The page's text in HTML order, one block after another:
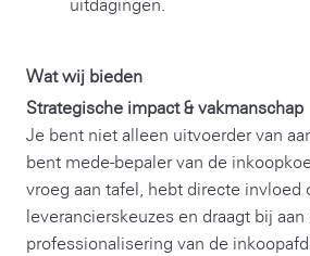
uitdagingen.
Wat wij bieden
Strategische impact & vakmanschap
Je bent niet alleen uitvoerder van
bent mede-bepaler van de
vroeg aan tafel, hebt directe invloed
leverancierskeuzes en draagt bij
professionalisering van de